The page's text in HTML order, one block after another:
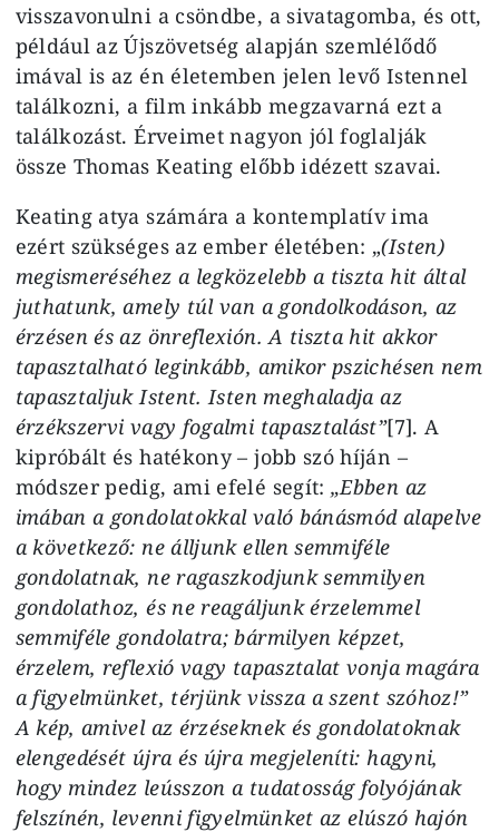
visszavonulni a csöndbe, a sivatagomba, és ott,
például az Újszövetség alapján szemlélődő
imával is az én életemben jelen levő Istennel
találkozni, a film inkább megzavarná ezt a
találkozást. Érveimet nagyon jól foglalják
össze Thomas Keating előbb idézett szavai.
Keating atya számára a kontemplatív ima
ezért szükséges az ember életében: „(Isten)
megismeréséhez a legközelebb a tiszta hit által
juthatunk, amely túl van a gondolkodáson, az
érzésen és az önreflexión. A tiszta hit akkor
tapasztalható leginkább, amikor pszichésen nem
tapasztaljuk Istent. Isten meghaladja az
érzékszervi vagy fogalmi tapasztalást”[7]. A
kipróbált és hatékony – jobb szó híján –
módszer pedig, ami efelé segít:„Ebben az
imában a gondolatokkal való bánásmód alapelve
a következő: ne álljunk ellen semmiféle
gondolatnak, ne ragaszkodjunk semmilyen
gondolathoz, és ne reagáljunk érzelemmel
semmiféle gondolatra; bármilyen képzet,
érzelem, reflexió vagy tapasztalat vonja magára
a figyelmünket, térjünk vissza a szent szóhoz!”
A kép, amivel az érzéseknek és gondolatoknak
elengedését újra és újra megjeleníti: hagyni,
hogy mindez leússzon a tudatosság folyójának
felszínén, levenni figyelmünket az elúszó hajón